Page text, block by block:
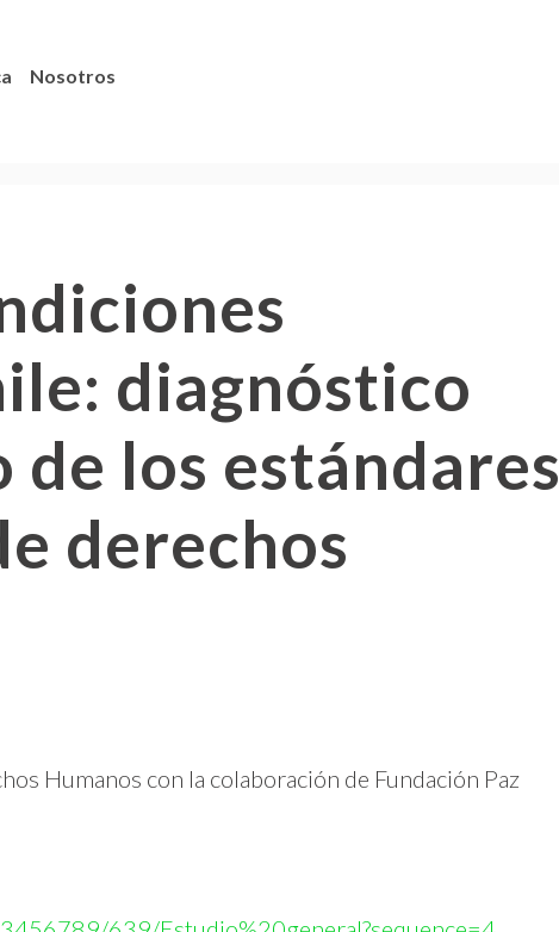
Nosotros
diagnóstico
los estándares
derechos
Humanos con la colaboración de Fundación Paz